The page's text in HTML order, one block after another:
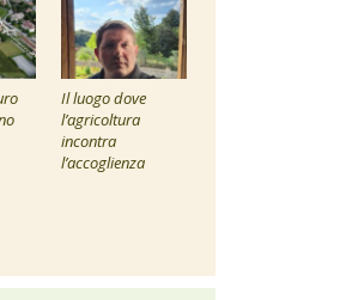
Il luogo dove
l’agricoltura
incontra
l’accoglienza